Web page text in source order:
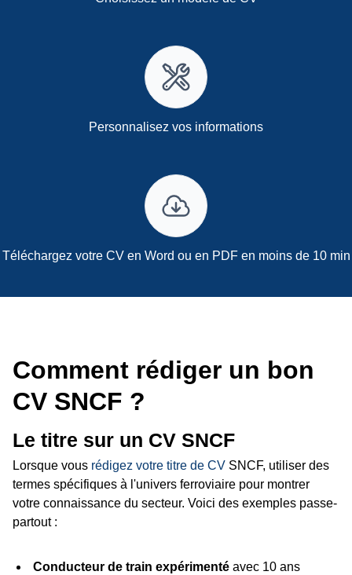
Personnalisez vos informations
Téléchargez votre CV en Word ou en PDF en moins de 10 min
Comment rédiger un bon
CV SNCF ?
Le titre sur un CV SNCF
Lorsque vous rédigez votre titre de CV SNCF, utiliser des
termes spécifiques à l'univers ferroviaire pour montrer
votre connaissance du secteur. Voici des exemples passe-
partout :
Conducteur de train expérimentéavec 10 ans